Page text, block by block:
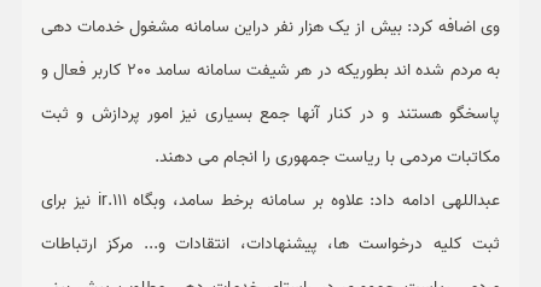
وی اضافه کرد: بیش از یک هزار نفر دراین سامانه مشغول خدمات دهی
به مردم شده اند بطوریکه در هر شیفت سامانه سامد 200 کاربر فعال و
پاسخگو هستند و در کنار آنها جمع بسیاری نیز امور پردازش و ثبت
مکاتبات مردمی با ریاست جمهوری را انجام می دهند.
عبداللهی ادامه داد: علاوه بر سامانه برخط سامد، وبگاه 111.ir نیز برای
ثبت کلیه درخواست ها، پیشنهادات، انتقادات و... مرکز ارتباطات